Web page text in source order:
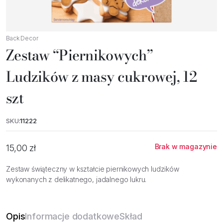
Back Decor
Zestaw “Piernikowych”
Ludzików z masy cukrowej, 12
szt
SKU:11222
15,00 zł Brak w magazynie
Zestaw świąteczny w kształcie piernikowych ludzików
wykonanych z delikatnego, jadalnego lukru.
OpisInformacje dodatkoweSkład